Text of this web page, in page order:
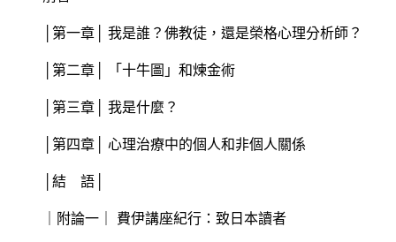
│第一章│ 我是誰？佛教徒，還是榮格心理分析師？
│第二章│ 「十牛圖」和煉金術
│第三章│ 我是什麼？
│第四章│ 心理治療中的個人和非個人關係
│結 語│
｜附論一｜ 費伊講座紀行：致日本讀者